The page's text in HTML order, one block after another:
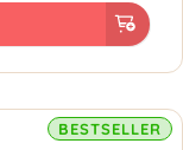
BESTSELLER